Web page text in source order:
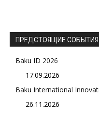
ПРЕДСТОЯЩИЕ СОБЫТИЯ
Baku ID 2026
17.09.2026
Baku International
26.11.2026